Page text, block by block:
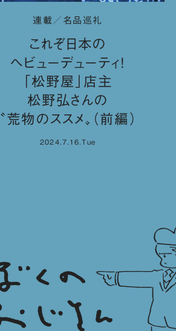
連載／名品巡礼
これぞ日本の
へビューデューティ！
「松野屋」店主
松野弘さんの
〝荒物のススメ〟（前編）
2024.7.16.Tue